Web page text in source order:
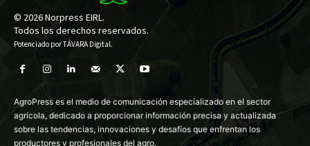
© 2026 Norpress EIRL.
Todos los derechos reservados.
Potenciado porTÁVARA Digital.
AgroPress es el medio de comunicación especializado en el sector
agrícola, dedicado a proporcionar información precisa y actualizada
sobre las tendencias, innovaciones y desafíos que enfrentan los
productores y profesionales del agro.